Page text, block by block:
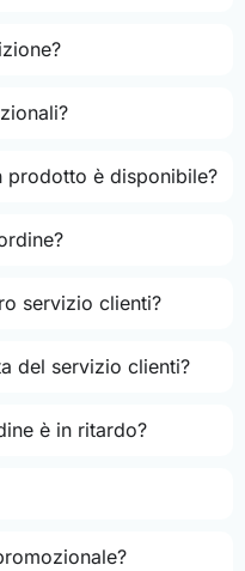
prodotto è disponibile?
servizio clienti?
del servizio clienti?
è in ritardo?